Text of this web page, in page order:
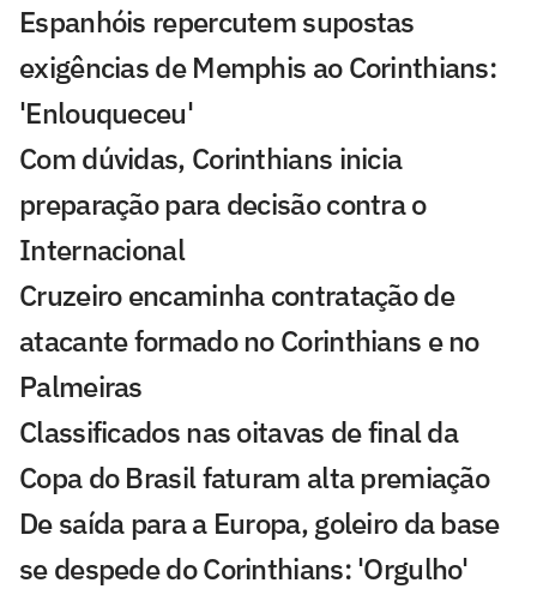
Espanhóis repercutem supostas
exigências de Memphis ao Corinthians:
'Enlouqueceu'
Com dúvidas, Corinthians inicia
preparação para decisão contra o
Internacional
Cruzeiro encaminha contratação de
atacante formado no Corinthians e no
Palmeiras
Classificados nas oitavas de final da
Copa do Brasil faturam alta premiação
De saída para a Europa, goleiro da base
se despede do Corinthians: 'Orgulho'